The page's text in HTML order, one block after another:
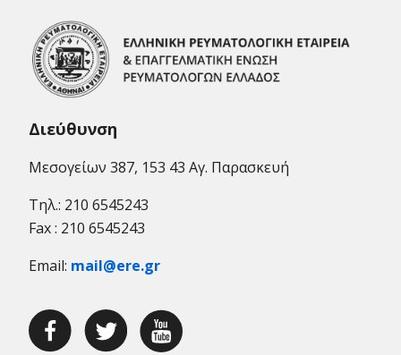
Διεύθυνση
Μεσογείων 387, 153 43 Αγ. Παρασκευή
Τηλ.: 210 6545243
Fax : 210 6545243
Email: mail@ere.gr